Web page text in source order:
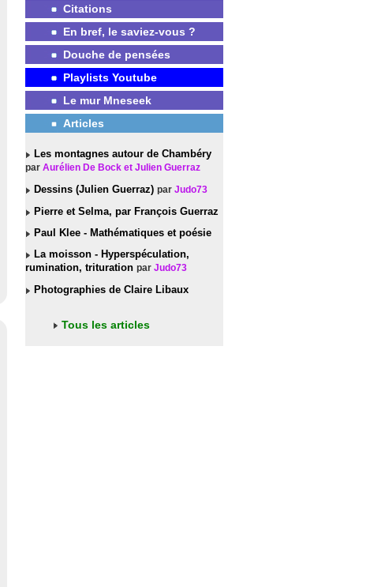
Citations
En bref, le saviez-vous ?
Douche de pensées
Playlists Youtube
Le mur Mneseek
Articles
Les montagnes autour de Chambéry
par Aurélien De Bock et Julien Guerraz
Dessins (Julien Guerraz) par Judo73
Pierre et Selma, par François Guerraz
Paul Klee - Mathématiques et poésie
La moisson - Hyperspéculation,
rumination, trituration par Judo73
Photographies de Claire Libaux
Tous les articles